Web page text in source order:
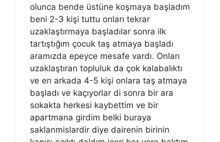
olunca bende üstüne koşmaya başladım
beni 2-3 kişi tuttu onları tekrar
uzaklaştırmaya başladılar sonra ilk
tartıştığım çocuk taş atmaya başladı
aramızda epeyce mesafe vardı. Onları
uzaklaştıran topluluk da çok kalabalıktı
ve en arkada 4-5 kişi onlara taş atmaya
başladı ve kaçıyorlar di sonra bir ara
sokakta herkesi kaybettim ve bir
apartmana girdim belki buraya
saklanmislardir diye dairenin birinin